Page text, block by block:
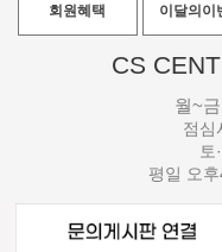
회원혜택 이달의이
CS
월~
점심
토
평일 오